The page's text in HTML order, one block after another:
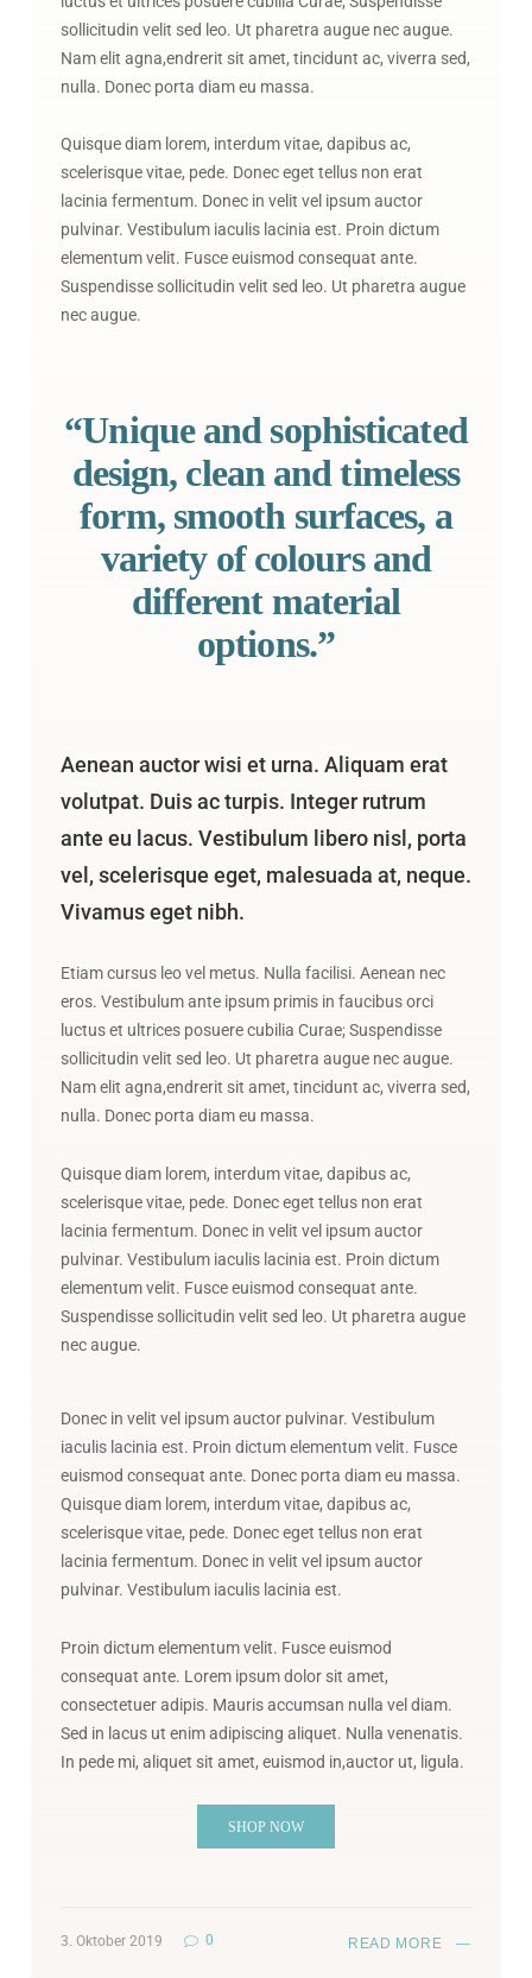
sollicitudin velit sed leo. Ut pharetra augue nec augue.
Nam elit agna,endrerit sit amet, tincidunt ac, viverra sed,
nulla. Donec porta diam eu massa.
Quisque diam lorem, interdum vitae, dapibus ac,
scelerisque vitae, pede. Donec eget tellus non erat
lacinia fermentum. Donec in velit vel ipsum auctor
pulvinar. Vestibulum iaculis lacinia est. Proin dictum
elementum velit. Fusce euismod consequat ante.
Suspendisse sollicitudin velit sed leo. Ut pharetra augue
nec augue.
“Unique and sophisticated
design, clean and timeless
form, smooth surfaces, a
variety of colours and
different material
options.”
Aenean auctor wisi et urna. Aliquam erat
volutpat. Duis ac turpis. Integer rutrum
ante eu lacus. Vestibulum libero nisl, porta
vel, scelerisque eget, malesuada at, neque.
Vivamus eget nibh.
Etiam cursus leo vel metus. Nulla facilisi. Aenean nec
eros. Vestibulum ante ipsum primis in faucibus orci
luctus et ultrices posuere cubilia Curae; Suspendisse
sollicitudin velit sed leo. Ut pharetra augue nec augue.
Nam elit agna,endrerit sit amet, tincidunt ac, viverra sed,
nulla. Donec porta diam eu massa.
Quisque diam lorem, interdum vitae, dapibus ac,
scelerisque vitae, pede. Donec eget tellus non erat
lacinia fermentum. Donec in velit vel ipsum auctor
pulvinar. Vestibulum iaculis lacinia est. Proin dictum
elementum velit. Fusce euismod consequat ante.
Suspendisse sollicitudin velit sed leo. Ut pharetra augue
nec augue.
Donec in velit vel ipsum auctor pulvinar. Vestibulum
iaculis lacinia est. Proin dictum elementum velit. Fusce
euismod consequat ante. Donec porta diam eu massa.
Quisque diam lorem, interdum vitae, dapibus ac,
scelerisque vitae, pede. Donec eget tellus non erat
lacinia fermentum. Donec in velit vel ipsum auctor
pulvinar. Vestibulum iaculis lacinia est.
Proin dictum elementum velit. Fusce euismod
consequat ante. Lorem ipsum dolor sit amet,
consectetuer adipis. Mauris accumsan nulla vel diam.
Sed in lacus ut enim adipiscing aliquet. Nulla venenatis.
In pede mi, aliquet sit amet, euismod in,auctor ut, ligula.
SHOP NOW
3. Oktober 2019 0 READ MORE